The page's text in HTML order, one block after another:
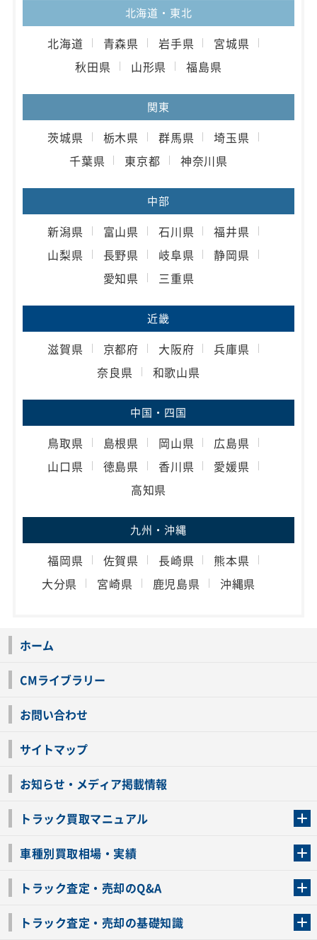
北海道・東北
北海道 青森県 岩手県
宮城県
秋田県
山形県 福島県
関東
茨城県 栃木県 群馬県
埼玉県
千葉県
東京都 神奈川県
中部
新潟県 富山県 石川県
福井県
山梨県
長野県 岐阜県
静岡県
愛知県
三重県
近畿
滋賀県 京都府 大阪府
兵庫県
奈良県
和歌山県
中国・四国
鳥取県 島根県 岡山県
広島県
山口県
徳島県 香川県
愛媛県
高知県
九州・沖縄
福岡県 佐賀県 長崎県
熊本県
大分県
宮崎県 鹿児島県 沖縄県
ホーム
CMライブラリー
お問い合わせ
サイトマップ
お知らせ・メディア掲載情報
トラック買取マニュアル
車種別買取相場・実績
トラック査定・売却のQ&A
トラック査定・売却の基礎知識